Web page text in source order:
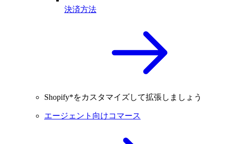
決済方法
Shopify*をカスタマイズして拡張しましょう
エージェント向けコマース